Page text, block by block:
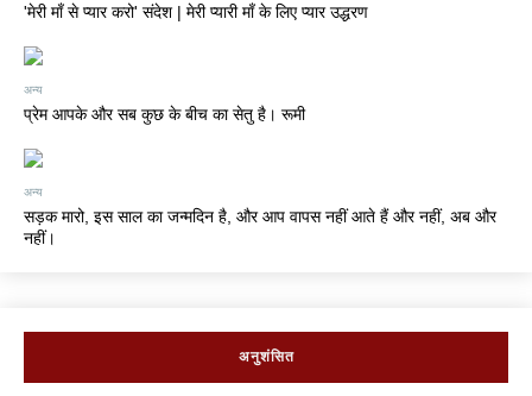
'मेरी माँ से प्यार करो' संदेश | मेरी प्यारी माँ के लिए प्यार उद्धरण
अन्य
प्रेम आपके और सब कुछ के बीच का सेतु है। रूमी
अन्य
सड़क मारो, इस साल का जन्मदिन है, और आप वापस नहीं आते हैं और नहीं, अब और
नहीं।
अनुशंसित